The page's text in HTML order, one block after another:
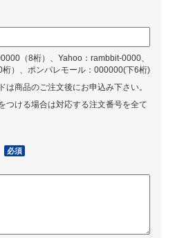
（8桁）、Yahoo：rambbit-0000、
）、ポンパレモール：000000(下6桁)
商品のご注文後にお申込み下さい。
つける場合は対応する注文番号を全て
必須